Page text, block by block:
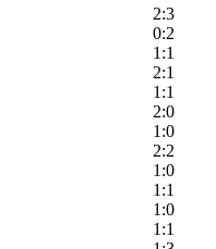
2:3
0:2
1:1
2:1
1:1
2:0
1:0
2:2
1:0
1:1
1:0
1:1